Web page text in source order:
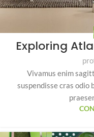
Exploring
Vivamus enim
suspendisse cras odio